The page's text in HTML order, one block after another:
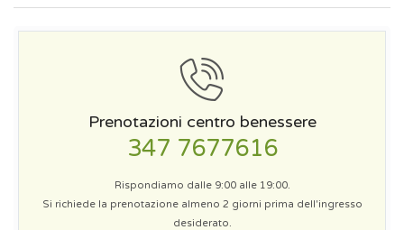
Prenotazioni centro benessere
347 7677616
Rispondiamo dalle 9:00 alle 19:00.
Si richiede la prenotazione almeno 2 giorni prima dell'ingresso
desiderato.